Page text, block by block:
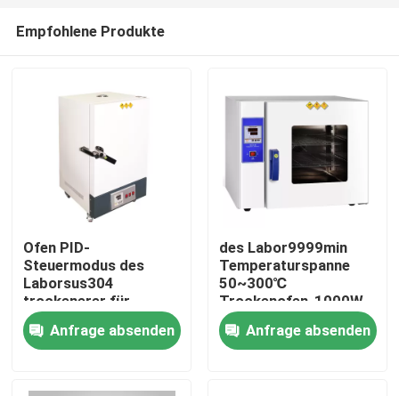
Empfohlene Produkte
Ofen PID-
Steuermodus des
Laborsus304
trockenerer für
industrielles
Anfrage absenden
des Labor9999min
Temperaturspanne
50~300℃
Trockenofen-1000W
SUS304
Anfrage absenden